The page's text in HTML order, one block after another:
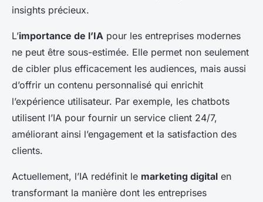
insights précieux.
L’importance de l’IA pour les entreprises modernes
ne peut être sous-estimée. Elle permet non seulement
de cibler plus efficacement les audiences, mais aussi
d’offrir un contenu personnalisé qui enrichit
l’expérience utilisateur. Par exemple, les chatbots
utilisent l’IA pour fournir un service client 24/7,
améliorant ainsi l’engagement et la satisfaction des
clients.
Actuellement, l’IA redéfinit le marketing digital en
transformant la manière dont les entreprises